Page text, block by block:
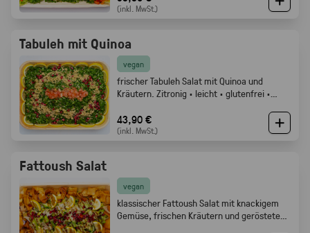
(inkl. MwSt.)
Tabuleh mit Quinoa
vegan
frischer Tabuleh Salat mit Quinoa und
Kräutern. Zitronig · leicht · glutenfrei ·
43,90 €
(inkl. MwSt.)
Fattoush Salat
vegan
klassischer Fattoush Salat mit knackigem
Gemüse, frischen Kräutern und geröstetem